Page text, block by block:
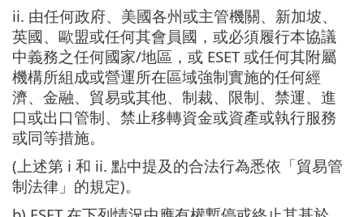
ii. 由任何政府、美國各州或主管機關、新加坡、
英國、歐盟或任何其會員國，或必須履行本協議
中義務之任何國家/地區，或 ESET 或任何其附屬
機構所組成或營運所在區域強制實施的任何經
濟、金融、貿易或其他、制裁、限制、禁運、進
口或出口管制、禁止移轉資金或資產或執行服務
或同等措施。
(上述第 i 和 ii. 點中提及的合法行為悉依「貿易管
制法律」的規定)。